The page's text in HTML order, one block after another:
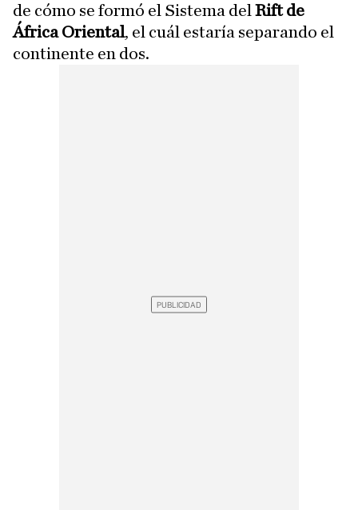
de cómo se formó el Sistema del Rift de
África Oriental, el cuál estaría separando el
continente en dos.